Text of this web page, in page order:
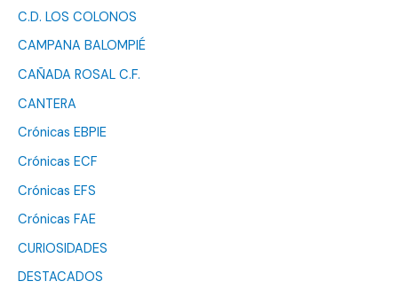
C.D. LOS COLONOS
CAMPANA BALOMPIÉ
CAÑADA ROSAL C.F.
CANTERA
Crónicas EBPIE
Crónicas ECF
Crónicas EFS
Crónicas FAE
CURIOSIDADES
DESTACADOS